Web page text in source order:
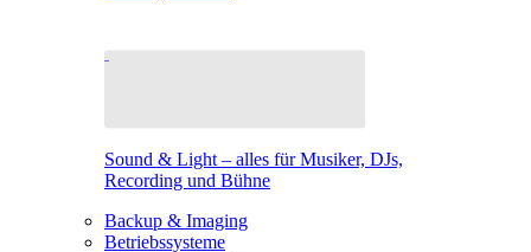
Sound & Light – alles für Musiker, DJs,
Recording und Bühne
Backup & Imaging
Betriebssysteme